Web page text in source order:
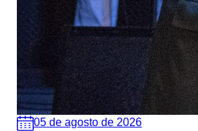
05 de agosto de 2026